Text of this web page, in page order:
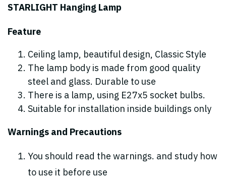
STARLIGHT Hanging Lamp
Feature
Ceiling lamp, beautiful design, Classic Style
The lamp body is made from good quality
steel and glass. Durable to use
There is a lamp, using E27x5 socket bulbs.
Suitable for installation inside buildings only
Warnings and Precautions
You should read the warnings. and study how
to use it before use